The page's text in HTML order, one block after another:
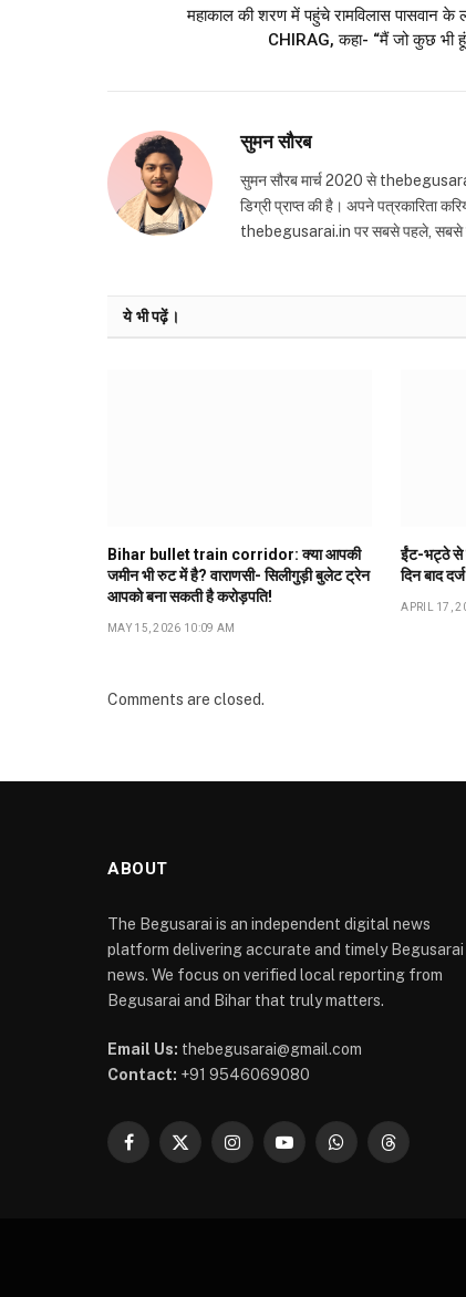
महाकाल की शरण में पहुंचे रामविलास पासवान के
CHIRAG, कहा- “मैं जो कुछ भी हूं
सुमन सौरब
सुमन सौरब मार्च 2020 से
डिग्री प्राप्त की है। अपने पत्रकारिता
thebegusarai.in पर सबसे पहले, सबसे
ये भी पढ़ें।
Bihar bullet train corridor: क्या आपकी
जमीन भी रुट में है? वाराणसी- सिलीगुड़ी बुलेट ट्रेन
आपको बना सकती है करोड़पति!
MAY 15, 2026 10:09 AM
ईंट-भट्ठे से
दिन बाद
APRIL 17,
Comments are closed.
ABOUT
The Begusarai is an independent digital news
platform delivering accurate and timely Begusarai
news. We focus on verified local reporting from
Begusarai and Bihar that truly matters.
Email Us: thebegusarai@gmail.com
Contact: +91 9546069080
Facebook
X
InstagramYouTubeWhatsAppThreads